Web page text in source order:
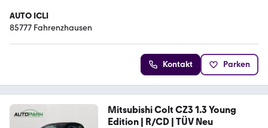
AUTO ICLI
85777 Fahrenzhausen
Kontakt Parken
Mitsubishi Colt CZ3 1.3 Young
Edition | R/CD | TÜV Neu